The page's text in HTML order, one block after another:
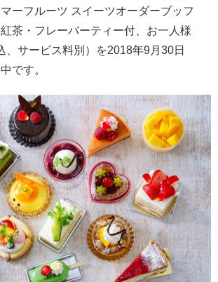
ーフルーツ スイーツオーダーブッフ
茶・フレーバーティー付、お一人様
、サービス料別）を2018年9月30日
です。